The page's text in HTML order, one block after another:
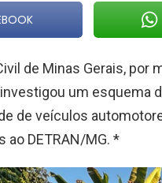
de Minas Gerais, por
um esquema
de veículos
ao DETRAN/MG. *